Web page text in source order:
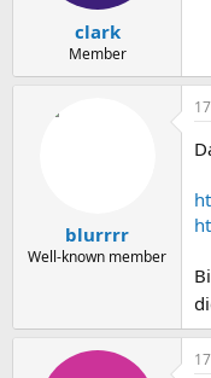
clark
Member
blurrrr
Well-known member